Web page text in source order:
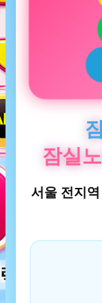
잠실
서울 전지